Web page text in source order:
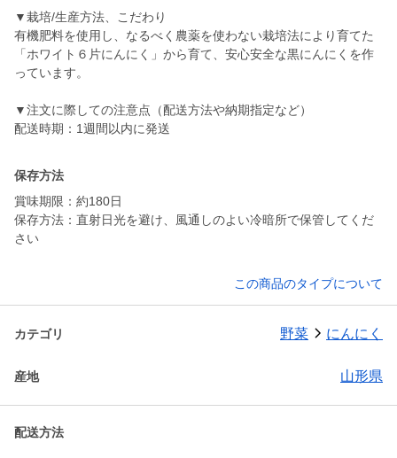
▼栽培/生産方法、こだわり
有機肥料を使用し、なるべく農薬を使わない栽培法により育てた
「ホワイト６片にんにく」から育て、安心安全な黒にんにくを作
っています。
▼注文に際しての注意点（配送方法や納期指定など）
配送時期：1週間以内に発送
保存方法
賞味期限：約180日
保存方法：直射日光を避け、風通しのよい冷暗所で保管してくだ
さい
この商品のタイプについて
カテゴリ 野菜 にんにく
産地 山形県
配送方法